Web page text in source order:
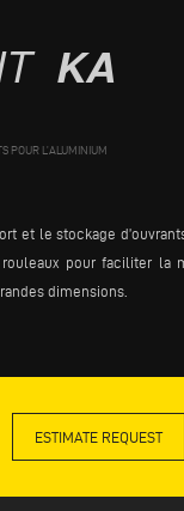
KA
POUR L’ALUMINIUM
et le stockage
pour faciliter la
dimensions.
ESTIMATE REQUEST